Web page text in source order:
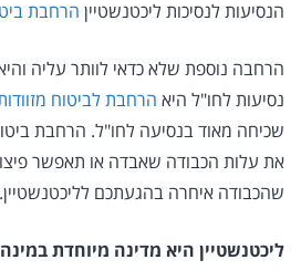
הנסיעות לנסיכות ליכטנשטיין הרחבת
הרחבה נוספת שלא כדאי לוותר עליה
נסיעות לחו"ל היא הרחבת לביטוח
שכיחה מאוד בנסיעה לחו"ל. הרחבת
את עלות הכבודה שאבדה או תאפשר
שהכבודה איחרה בהגעתכם לליכטנשטיין.
ליכטנשטיין היא מדינה מיוחדת